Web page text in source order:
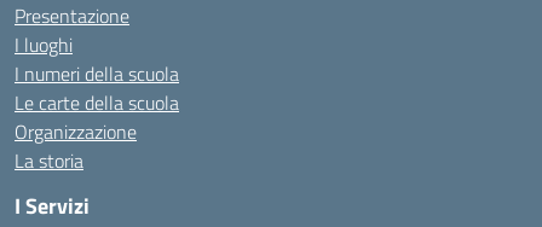
Presentazione
I luoghi
I numeri della scuola
Le carte della scuola
Organizzazione
La storia
I Servizi